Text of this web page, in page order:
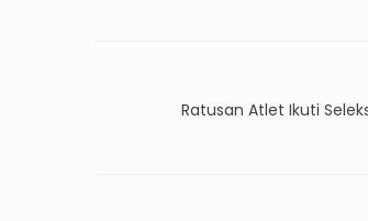
Ratusan Atlet Ikuti